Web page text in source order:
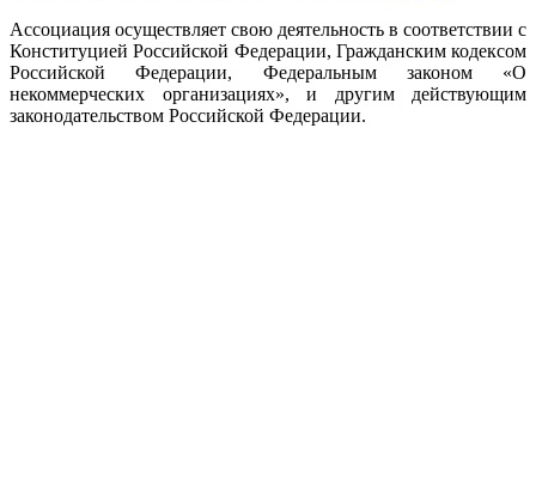
Ассоциация осуществляет свою деятельность в соответствии с
Конституцией Российской Федерации, Гражданским кодексом
Российской Федерации, Федеральным законом «О
некоммерческих организациях», и другим действующим
законодательством Российской Федерации.